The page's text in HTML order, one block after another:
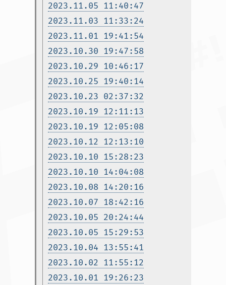
2023.11.05 11:40:47
2023.11.03 11:33:24
2023.11.01 19:41:54
2023.10.30 19:47:58
2023.10.29 10:46:17
2023.10.25 19:40:14
2023.10.23 02:37:32
2023.10.19 12:11:13
2023.10.19 12:05:08
2023.10.12 12:13:10
2023.10.10 15:28:23
2023.10.10 14:04:08
2023.10.08 14:20:16
2023.10.07 18:42:16
2023.10.05 20:24:44
2023.10.05 15:29:53
2023.10.04 13:55:41
2023.10.02 11:55:12
2023.10.01 19:26:23